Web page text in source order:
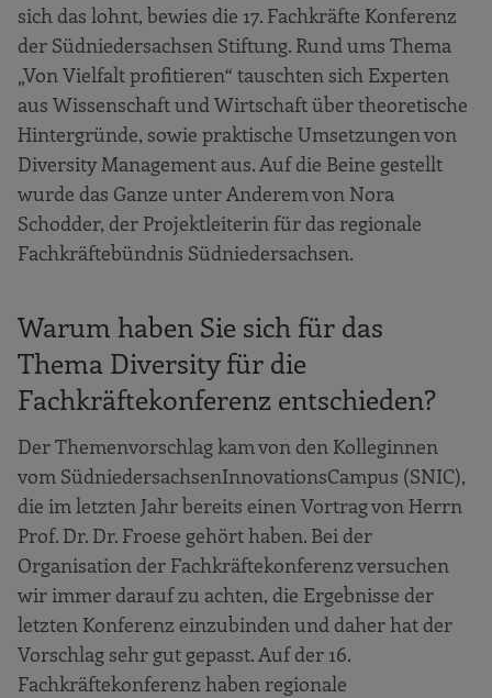
sich das lohnt, bewies die 17. Fachkräfte Konferenz
der Südniedersachsen Stiftung. Rund ums Thema
„Von Vielfalt profitieren“ tauschten sich Experten
aus Wissenschaft und Wirtschaft über theoretische
Hintergründe, sowie praktische Umsetzungen von
Diversity Management aus. Auf die Beine gestellt
wurde das Ganze unter Anderem von Nora
Schodder, der Projektleiterin für das regionale
Fachkräftebündnis Südniedersachsen.
Warum haben Sie sich für das
Thema Diversity für die
Fachkräftekonferenz entschieden?
Der Themenvorschlag kam von den Kolleginnen
vom SüdniedersachsenInnovationsCampus (SNIC),
die im letzten Jahr bereits einen Vortrag von Herrn
Prof. Dr. Dr. Froese gehört haben. Bei der
Organisation der Fachkräftekonferenz versuchen
wir immer darauf zu achten, die Ergebnisse der
letzten Konferenz einzubinden und daher hat der
Vorschlag sehr gut gepasst. Auf der 16.
Fachkräftekonferenz haben regionale